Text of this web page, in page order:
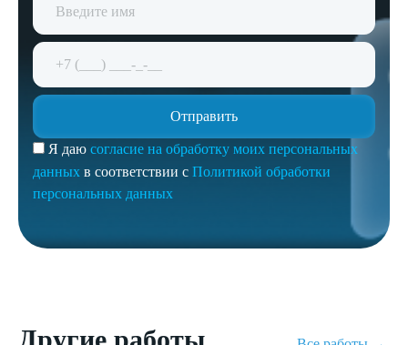
Я даю согласие на обработку моих персональных
данных в соответствии с Политикой обработки
персональных данных
Другие работы